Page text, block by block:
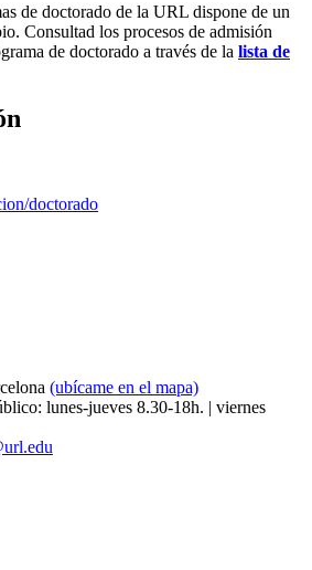
de doctorado de la URL dispone de un
Consultad los procesos de admisión
de doctorado a través de la lista de
doctorado
(ubícame en el mapa)
lunes-jueves 8.30-18h. | viernes